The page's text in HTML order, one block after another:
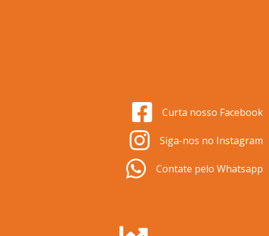
Curta nosso Facebook
Siga-nos no Instagram
Contate pelo Whatsapp